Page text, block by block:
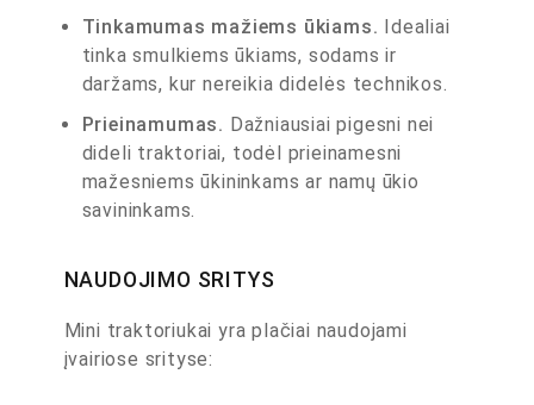
Tinkamumas mažiems ūkiams. Idealiai
tinka smulkiems ūkiams, sodams ir
daržams, kur nereikia didelės technikos.
Prieinamumas. Dažniausiai pigesni nei
dideli traktoriai, todėl prieinamesni
mažesniems ūkininkams ar namų ūkio
savininkams.
NAUDOJIMO SRITYS
Mini traktoriukai yra plačiai naudojami
įvairiose srityse: